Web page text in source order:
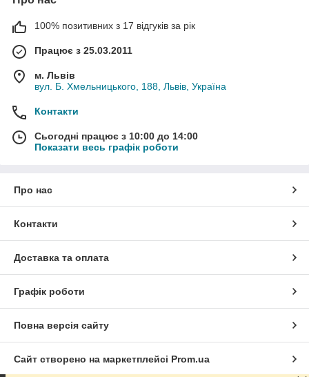
100% позитивних з 17 відгуків за рік
Працює з 25.03.2011
м. Львів
вул. Б. Хмельницького, 188, Львів, Україна
Контакти
Сьогодні працює з 10:00 до 14:00
Показати весь графік роботи
Про нас
Контакти
Доставка та оплата
Графік роботи
Повна версія сайту
Сайт створено на маркетплейсі Prom.ua